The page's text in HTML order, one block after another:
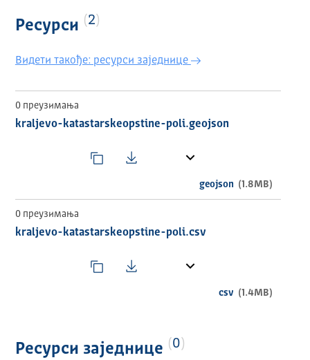
Ресурси 2
Видети такође: ресурси заједнице
0 преузимања
kraljevo-katastarskeopstine-poli.geojson
geojson (1.8MB)
0 преузимања
kraljevo-katastarskeopstine-poli.csv
csv (1.4MB)
Ресурси заједнице 0